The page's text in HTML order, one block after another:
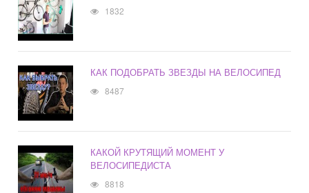
1832
КАК ПОДОБРАТЬ ЗВЕЗДЫ НА ВЕЛОСИПЕД
8487
КАКОЙ КРУТЯЩИЙ МОМЕНТ У
ВЕЛОСИПЕДИСТА
8818